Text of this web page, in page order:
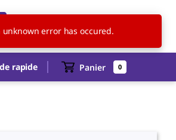
FR
rapide Panier 0
unknown error has occured.